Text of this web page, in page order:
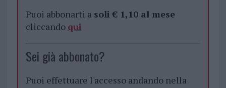
Puoi abbonarti a soli € 1,10 al mese
cliccando qui
Sei già abbonato?
Puoi effettuare l'accesso andando nella